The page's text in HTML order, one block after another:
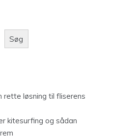
Søg
rette løsning til fliserens
kitesurfing og sådan